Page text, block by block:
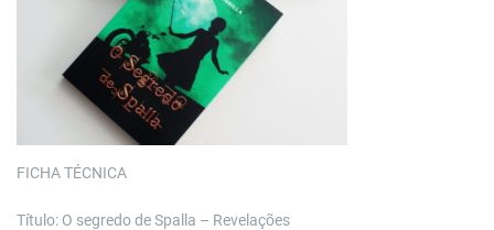
FICHA TÉCNICA
Título: O segredo de Spalla – Revelações